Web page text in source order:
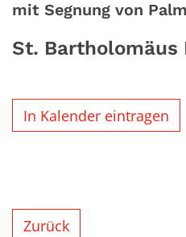
mit Segnung von
St.
In Kalender eintragen
Zurück